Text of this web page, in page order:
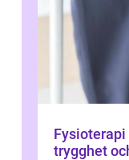
Fysioterapi i
trygghet